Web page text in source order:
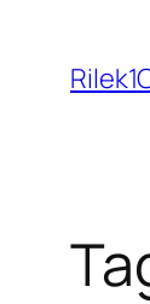
content